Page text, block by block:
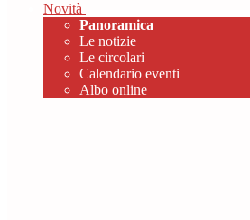
Novità
Panoramica
Le notizie
Le circolari
Calendario eventi
Albo online